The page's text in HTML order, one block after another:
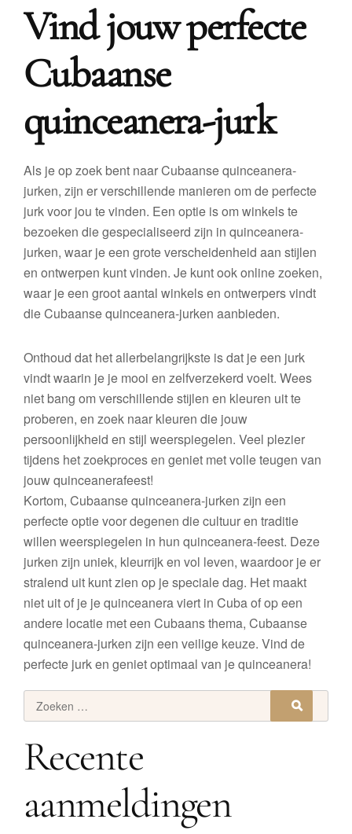
Vind jouw perfecte
Cubaanse
quinceanera-jurk
Als je op zoek bent naar Cubaanse quinceanera-
jurken, zijn er verschillende manieren om de perfecte
jurk voor jou te vinden. Een optie is om winkels te
bezoeken die gespecialiseerd zijn in quinceanera-
jurken, waar je een grote verscheidenheid aan stijlen
en ontwerpen kunt vinden. Je kunt ook online zoeken,
waar je een groot aantal winkels en ontwerpers vindt
die Cubaanse quinceanera-jurken aanbieden.
Onthoud dat het allerbelangrijkste is dat je een jurk
vindt waarin je je mooi en zelfverzekerd voelt. Wees
niet bang om verschillende stijlen en kleuren uit te
proberen, en zoek naar kleuren die jouw
persoonlijkheid en stijl weerspiegelen. Veel plezier
tijdens het zoekproces en geniet met volle teugen van
jouw quinceanerafeest!
Kortom, Cubaanse quinceanera-jurken zijn een
perfecte optie voor degenen die cultuur en traditie
willen weerspiegelen in hun quinceanera-feest. Deze
jurken zijn uniek, kleurrijk en vol leven, waardoor je er
stralend uit kunt zien op je speciale dag. Het maakt
niet uit of je je quinceanera viert in Cuba of op een
andere locatie met een Cubaans thema, Cubaanse
quinceanera-jurken zijn een veilige keuze. Vind de
perfecte jurk en geniet optimaal van je quinceanera!
Recente
aanmeldingen